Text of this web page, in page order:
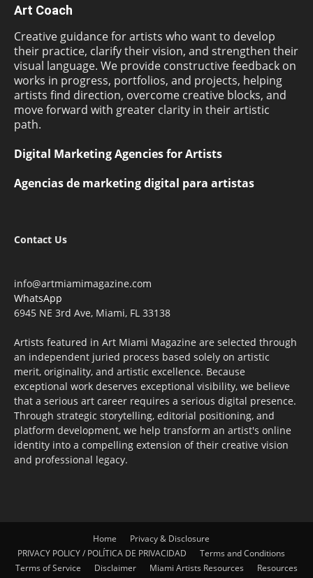
Art Coach
Creative guidance for artists who want to develop
their practice, clarify their vision, and strengthen their
visual language. We provide constructive feedback on
works in progress, portfolios, and projects, helping
artists find direction, overcome creative blocks, and
move forward with greater clarity in their artistic
path.
Digital Marketing Agencies for Artists
Agencias de marketing digital para artistas
Contact Us
info@artmiamimagazine.com
WhatsApp
6945 NE 3rd Ave, Miami, FL 33138
Artists featured in Art Miami Magazine are selected through
an independent juried process based solely on artistic
merit, originality, and artistic excellence. Because
exceptional work deserves exceptional visibility, we believe
that a serious art career requires a serious digital presence.
Through strategic storytelling, editorial positioning, and
platform development, we help transform an artist's online
identity into a compelling extension of their creative vision
and professional legacy.
Home
Privacy & Disclosure
PRIVACY POLICY / POLÍTICA DE PRIVACIDAD
Terms and Conditions
Terms of Service
Disclaimer Miami Artists Resources Resources